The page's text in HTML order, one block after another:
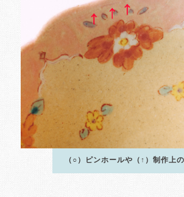
（○）ピンホールや（↑）制作上